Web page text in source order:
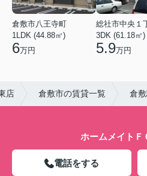
倉敷市八王寺町
1LDK (44.88㎡)
6万円
総社市中央１
3DK (61.18㎡)
5.9万円
店 倉敷市の賃貸一覧 倉
ホームメイトＦ
電話をする